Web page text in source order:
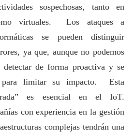
sospechosas, tanto en
virtuales. Los ataques a
se pueden distinguir
ya que, aunque no podemos
detectar de forma proactiva y se
para limitar su impacto. Esta
es esencial en el IoT.
con experiencia en la gestión
complejas tendrán una